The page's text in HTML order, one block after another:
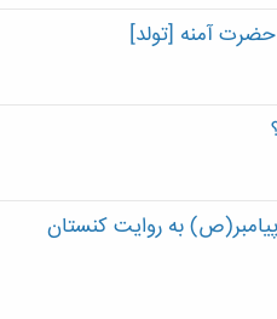
حضرت آمنه [تولد]
به روایت کنستان